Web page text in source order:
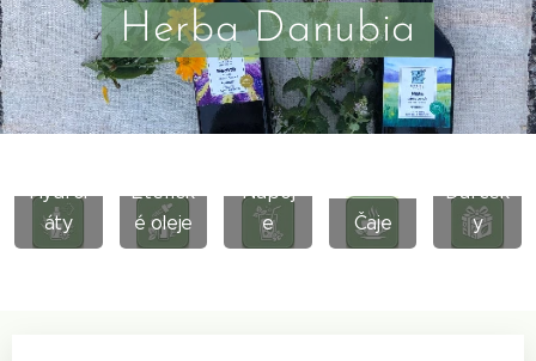
Herba Danubia
Hydrol
áty
Eterick
é oleje
Nápoj
e
Čaje
Darček
y